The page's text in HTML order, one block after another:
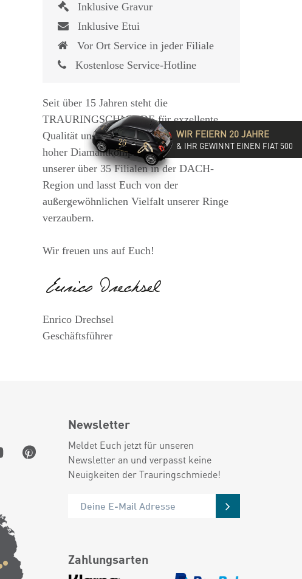
Inklusive Gravur
Inklusive Etui
Vor Ort Service in jeder Filiale
Kostenlose Service-Hotline
Seit über 15 Jahren steht die
TRAURINGSCHMIEDE für exzellente
Qualität und hochwertige Beratung mit
hoher Diamantkompetenz. Besucht eine
unserer über 35 Filialen in der DACH-
Region und lasst Euch von der
außergewöhnlichen Vielfalt unserer Ringe
verzaubern.
Wir freuen uns auf Euch!
Enrico Drechsel
Geschäftsführer
Newsletter
Meldet Euch jetzt für unseren
Newsletter an und verpasst keine
Neuigkeiten der Trauringschmiede!
Zahlungsarten
WIR FEIERN 20 JAHRE
& IHR GEWINNT EINEN FIAT 500